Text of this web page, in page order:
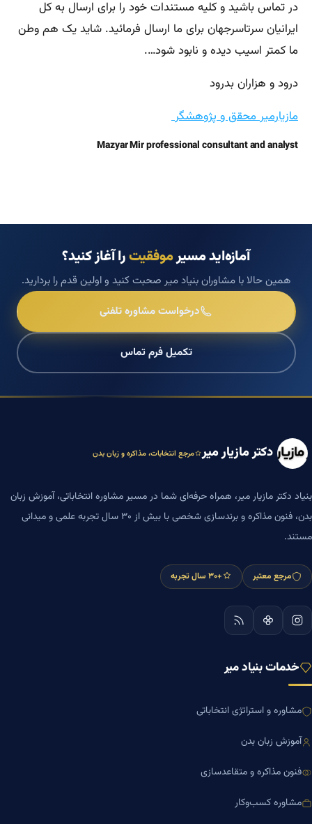
در تماس باشید و کلیه مستندات خود را برای ارسال به کل
ایرانیان سرتاسرجهان برای ما ارسال فرمائید. شاید یک هم وطن
ما کمتر اسیب دیده و نابود شود….
درود و هزاران بدرود
مازیارمیر محقق و پژوهشگر
Mazyar Mir professional consultant and analyst
آمازه‌اید مسیرموفقیترا آغاز کنید؟
همین حالا با مشاوران بنیاد میر صحبت کنید و اولین قدم را بردارید.
درخواست مشاوره تلفنی
تکمیل فرم تماس
دکتر مازیار میر مرجع انتخابات، مذاکره و زبان بدن
بنیاد دکتر مازیار میر، همراه حرفه‌ای شما در مسیر مشاوره انتخاباتی، آموزش زبان
بدن، فنون مذاکره و برندسازی شخصی با بیش از ۳۰ سال تجربه علمی و میدانی
مستند.
مرجع معتبر +۳۰ سال تجربه
خدمات بنیاد میر
مشاوره و استراتژی انتخاباتی
آموزش زبان بدن
فنون مذاکره و متقاعدسازی
مشاوره کسب‌وکار